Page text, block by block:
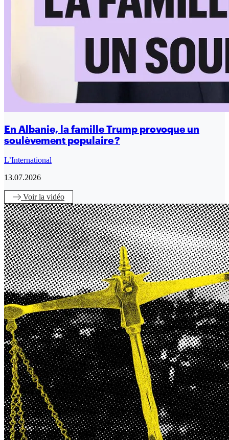
En Albanie, la famille Trump provoque un
soulèvement populaire ?
L’International
13.07.2026
Voirla vidéo